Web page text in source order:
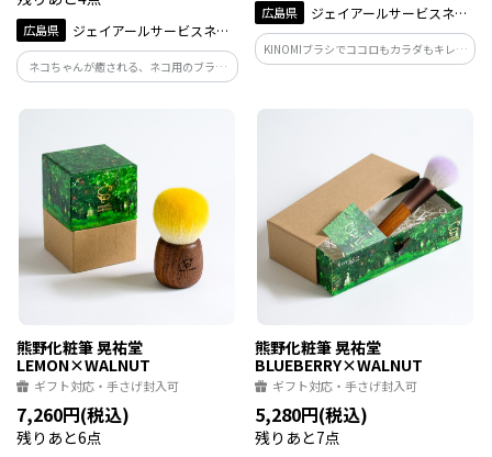
広島県
ジェイアールサービスネッ
ト広島
ネコちゃんが癒される、ネコ用のブラッ
シングブラシ「ねこぶらっしゅ」です。熊
野筆の技術を応用してできたフワフワの
くブラッシングをしてあげましょう。
広島県
ジェイアールサービスネッ
ト広島
KINOMIブラシでココロもカラダもキレイ
＆気持ちいい毎日を。お手入れが楽なポ
熊野化粧筆 晃祐堂
LEMON×WALNUT
ギフト対応・手さげ封入可
7,260円(税込)
残りあと6点
熊野化粧筆 晃祐堂
BLUEBERRY×WALNUT
ギフト対応・手さげ封入可
5,280円(税込)
残りあと7点